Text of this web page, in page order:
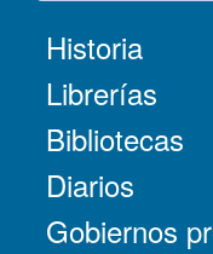
Historia
Librerías
Bibliotecas
Diarios
Gobiernos